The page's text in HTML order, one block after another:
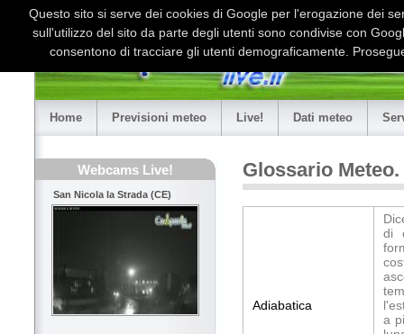
Home Previsioni meteo Live! Dati meteo
Webcams Live!
San Nicola la Strada (CE)
Glossario Meteo.
Adiabatica
di
a
Questo sito si serve dei cookies di Google per l'erogazione dei
sull'utilizzo del sito da parte degli utenti sono condivise con
consentono di tracciare gli utenti demograficamente.